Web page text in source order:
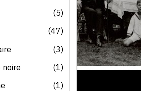
(5)
(47)
(3)
noire
(1)
(1)